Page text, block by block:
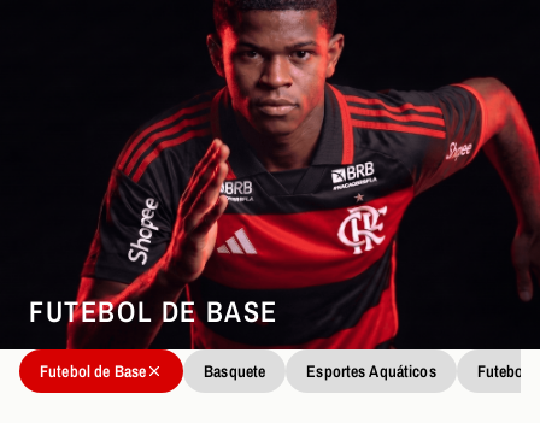
FUTEBOL DE BASE
Futebol de Base Basquete Esportes Aquáticos Futebol